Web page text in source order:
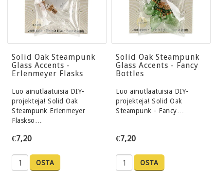
Solid Oak Steampunk
Glass Accents -
Erlenmeyer Flasks
Luo ainutlaatuisia DIY-
projekteja! Solid Oak
Steampunk Erlenmeyer
Flaskso…
€7,20
OSTA
Solid Oak Steampunk
Glass Accents - Fancy
Bottles
Luo ainutlaatuisia DIY-
projekteja! Solid Oak
Steampunk - Fancy…
€7,20
OSTA